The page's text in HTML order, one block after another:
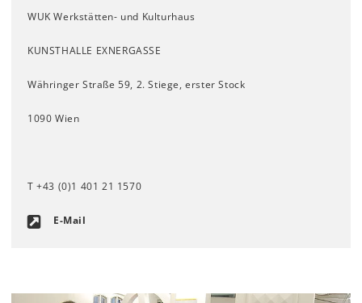
WUK Werkstätten- und Kulturhaus
KUNSTHALLE EXNERGASSE
Währinger Straße 59, 2. Stiege, erster Stock
1090 Wien
T +43 (0)1 401 21 1570
E-Mail